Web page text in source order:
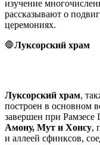
изучение
рассказывают о
церемониях.
🛑Луксорский храм
Луксорский храм,
построен в основном
завершен при
Амону, Мут и Хонсу,
и аллеей сфинксов,